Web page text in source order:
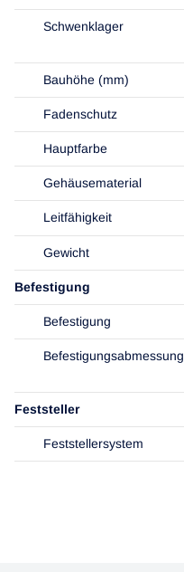
Schwenklager
Bauhöhe (mm)
Fadenschutz
Hauptfarbe
Gehäusematerial
Leitfähigkeit
Gewicht
Befestigung
Befestigung
Befestigungsabmessung
Feststeller
Feststellersystem